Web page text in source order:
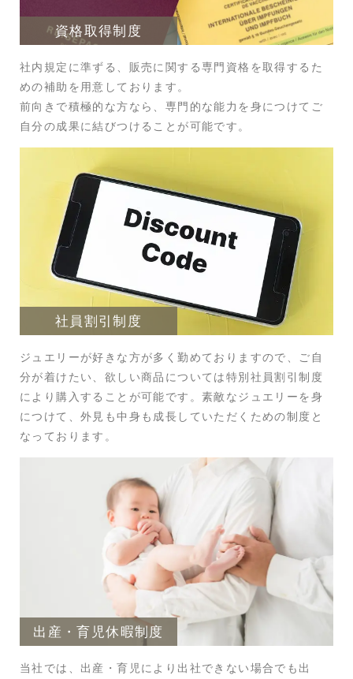
資格取得制度
社内規定に準ずる、販売に関する専門資格を取得するた
めの補助を用意しております。
前向きで積極的な方なら、専門的な能力を身につけてご
自分の成果に結びつけることが可能です。
社員割引制度
ジュエリーが好きな方が多く勤めておりますので、ご自
分が着けたい、欲しい商品については特別社員割引制度
により購入することが可能です。素敵なジュエリーを身
につけて、外見も中身も成長していただくための制度と
なっております。
出産・育児休暇制度
当社では、出産・育児により出社できない場合でも出